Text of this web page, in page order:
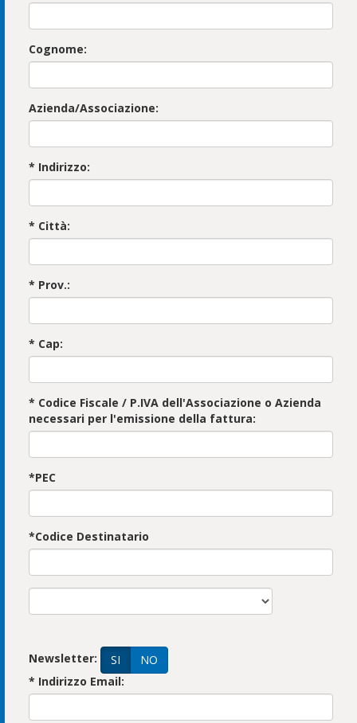
Cognome:
Azienda/Associazione:
* Indirizzo:
* Città:
* Prov.:
* Cap:
* Codice Fiscale / P.IVA dell'Associazione o Azienda
necessari per l'emissione della fattura:
*PEC
*Codice Destinatario
Newsletter: SI
NO
* Indirizzo Email: